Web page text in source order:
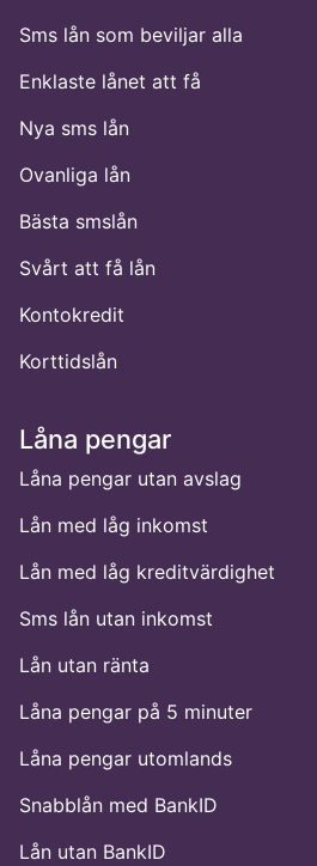
Sms lån som beviljar alla
Enklaste lånet att få
Nya sms lån
Ovanliga lån
Bästa smslån
Svårt att få lån
Kontokredit
Korttidslån
Låna pengar
Låna pengar utan avslag
Lån med låg inkomst
Lån med låg kreditvärdighet
Sms lån utan inkomst
Lån utan ränta
Låna pengar på 5 minuter
Låna pengar utomlands
Snabblån med BankID
Lån utan BankID